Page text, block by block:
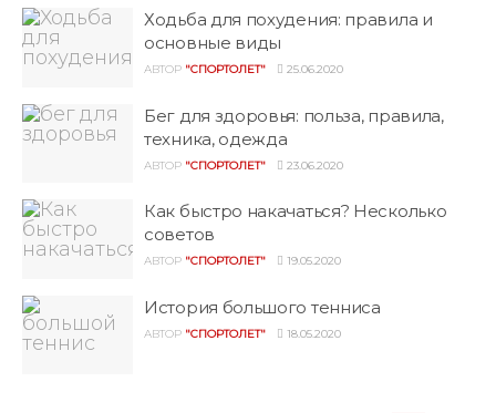
Ходьба для похудения: правила и
основные виды
АВТОР "СПОРТОЛЕТ" 25.06.2020
Бег для здоровья: польза, правила,
техника, одежда
АВТОР "СПОРТОЛЕТ" 23.06.2020
Как быстро накачаться? Несколько
советов
АВТОР "СПОРТОЛЕТ" 19.05.2020
История большого тенниса
АВТОР "СПОРТОЛЕТ" 18.05.2020